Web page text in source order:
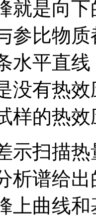
就是向
参比物
水平直
没有热
样的热
示扫描
析谱给
上曲线